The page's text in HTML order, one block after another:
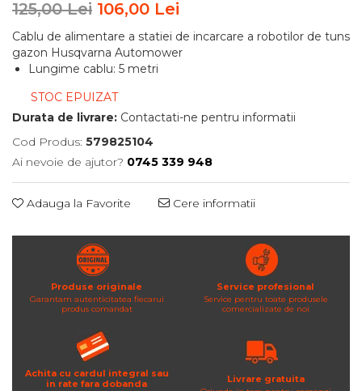
125,00 Lei 106,00 Lei
Cablu de alimentare a statiei de incarcare a robotilor de tuns
gazon Husqvarna Automower
Lungime cablu: 5 metri
STOC EPUIZAT
Durata de livrare: Contactati-ne pentru informatii
Cod Produs: 579825104
Ai nevoie de ajutor? 0745 339 948
Adauga la Favorite Cere informatii
Produse originale
Garantam autenticitatea fiecarui
produs comandat
Service profesional
Service pentru toate produsele
comercializate de noi
Achita cu cardul integral sau
in rate fara dobanda
Livrare gratuita